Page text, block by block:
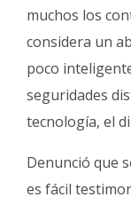
muchos los
considera un
poco
seguridades
tecnología, el
Denunció que
es fácil